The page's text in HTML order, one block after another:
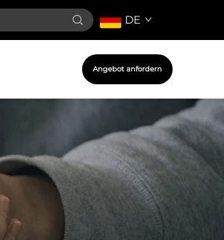
DE
Angebot anfordern